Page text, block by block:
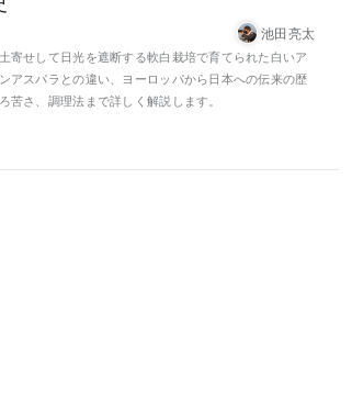
池田亮太
寄せして日光を遮断する軟白栽培で育てられた白いア
アスパラとの違い、ヨーロッパから日本への伝来の歴
苦さ、調理法まで詳しく解説します。